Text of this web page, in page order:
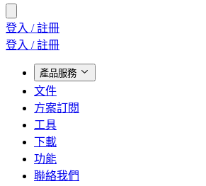
登入 / 註冊
登入 / 註冊
產品服務
文件
方案訂閱
工具
下載
功能
聯絡我們